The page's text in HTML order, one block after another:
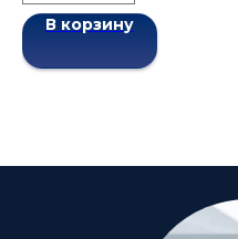
В корзину